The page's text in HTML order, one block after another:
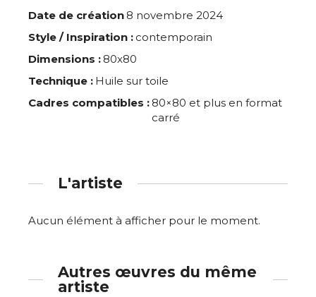
Date de création 8 novembre 2024
Style / Inspiration : contemporain
Dimensions : 80x80
Technique : Huile sur toile
Cadres compatibles : 80×80 et plus en format
carré
L'artiste
Aucun élément à afficher pour le moment.
Autres œuvres du même
artiste